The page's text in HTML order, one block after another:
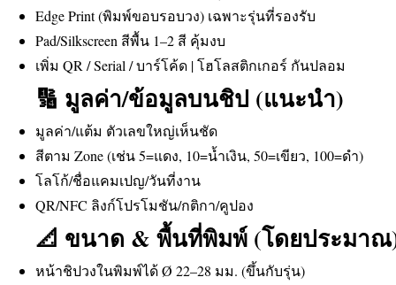
Edge Print (พิมพ์ขอบรอบวง) เฉพาะรุ่นที่รองรับ
Pad/Silkscreen สีพื้น 1–2 สี คุ้มงบ
เพิ่ม QR / Serial / บาร์โค้ด | โฮโลสติกเกอร์ กันปลอม
🔢 มูลค่า/ข้อมูลบนชิป (แนะนำ)
มูลค่า/แต้ม ตัวเลขใหญ่เห็นชัด
สีตาม Zone (เช่น 5=แดง, 10=น้ำเงิน, 50=เขียว, 100=ดำ)
โลโก้/ชื่อแคมเปญ/วันที่งาน
QR/NFC ลิงก์โปรโมชัน/กติกา/คูปอง
📐 ขนาด & พื้นที่พิมพ์ (โดยประมา
หน้าชิปวงในพิมพ์ได้ Ø 22–28 มม. (ขึ้นกับรุ่น)